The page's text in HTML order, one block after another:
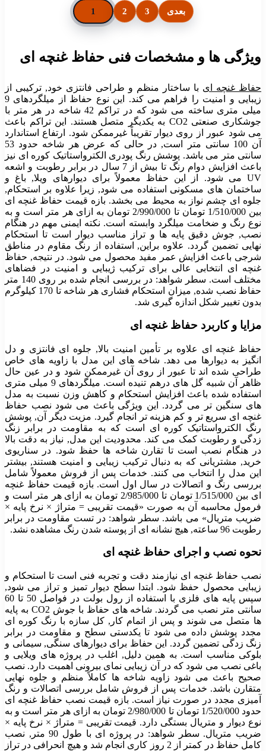
1 2 3 بعدی
ویژگی ها و مشخصات فنی حفاظ غنچه ای
حفاظ غنچه ای با ساختار منظم و طراحی فانتزی خود, ترکیبی از
زیبایی و امنیت را فراهم می کند. این نوع حفاظ از میلگردهای 9
میلی متری ساخته می شود که در تراکم 42 شاخه در هر متر با
جوشکاری صنعتی CO2 به یکدیگر متصل هستند. این تراکم باعث
می شود عبور از روی دیوار تقریباً غیرممکن شود. ارتفاع استاندارد
آن 100 سانتی متر است, در حالی که عرض هر شاخه حدود 53
سانتی متر می باشد. پوشش رنگ پودری الکترواستاتیک کوره ای نیز
باعث افزایش دوام رنگ تا بیش از 7 سال در برابر رطوبت و اشعه
UV می شود. از این حفاظ معمولاً برای دیوارهای ویلا, باغ و
ساختمان های مسکونی استفاده می شود, زیرا علاوه بر استحکام,
جلوه ای چشم نواز به محیط می بخشد. بازه قیمت حفاظ غنچه ای
بین1/510/000 تومان تا 2/990/000 تومان به ازای هر متر است و به
نوع رنگ و ضخامت میلگرد وابسته است. نکته ایمنی مهم در هنگام
نصب, جوش دقیق پایه ها و تراز مناسب دیوار است تا استحکام
نهایی تضمین گردد. علاوه براین, استفاده از رنگ مقاوم در مناطق
شرجی باعث افزایش عمر مفید محصول می شود. در نتیجه, حفاظ
غنچه ای انتخابی عالی برای ترکیب ژیبایی و امنیت در فضاهای
مختلف است. سطر شواهد: در بررسی انجام شده بر روی 140 متر
حفاظ نصب شده, میزان استحکام فشاری هر شاخه تا 170 کیلوگرم
بدون تغییر شکل اندازه گیری شد.
مزایا و کاربرد حفاظ غنچه ای
حفاظ غنچه ای علاوه بر تأمین امنیت بالا, جلوه ای فانتزی و دل
انگیز به دیوارها می دهد. شاخه های این مدل با زاویه های خاص
طراحی شده اند تا عبور از روی آن غیرممکن شود و در عین حال
ظاهر آن شبیه گل های درهم تنیده است. میلگردهای 9 میلی متری
استفاده شده باعث افزایش استحکام و کاهش وزن نسبت به مدل
های سنگین تر می گردد. این ویژگی باعث می شود نصب حفاظ
غنچه ای سریع تر و کم هزینه تر انجام گیرد. مزیت دیگر آن, پوشش
رنگ الکترواستاتیک کوره ای است که به مقاومت در برابر زنگ
زدگی و رطوبت کمک می کند. محدودیت این مدل, نیاز به دقت بالا
در هنگام نصب است تا تقارن شاخه ها حفظ شود. در سناریوی
خرید, مشتریانی که به دنبال ترکیب زیبایی و امنیت هستند, بیشتر
این مدل را انتخاب می کنند. خدمات پس از فروش معمولاً شامل
بررسی رنگ و اتصالات در سال اول است. بازه قیمت حفاظ غنچه
ای بین 1/515/000 تومان تا2/985/000 تومان به ازای هر متر است و
فرمول محاسبه آن به صورت «قیمت تقریبی = متراژ × نرخ پایه ×
ضریب متریال» می باشد. سطر شواهد: در تست مقاومت در برابر
رطوبت 96 ساعته, هیچ نشانه ای از پوسته شدن رنگ مشاهده نشد.
نحوه نصب و اجرای حفاظ غنچه ای
نصب حفاظ غنچه ای نیازمند دقت و تجربه فنی است تا استحکام و
زیبایی محصول حفظ شود. ابتدا سطح دیوار تمیز و تراز می شود,
سپس پایه های فلزی با استفاده از رول بولت در فواصل 50 تا 60
سانتی متر نصب می گردند. شاخه های حفاظ با جوش CO2 به پایه
ها متصل می شوند و پس از اتمام کار, کل سازه با رنگ کوره ای
مجدد پوشش داده می شود تا یکدستی سطح و مقاومت در برابر
زنگ زدگی تضمین گردد. این حفاظ برای دیوارهای سنگی, سیمانی و
بلوکی مناسب است. به همین دلیل, اغلب در پروژه های ویلایی و
باغی نصب می شود که در آن زیبایی نمای بیرونی اهمیت دارد. نصب
صحیح باعث می شود زاویه شاخه ها کاملاً منظم و جلوه نهایی
متقارن باشد. خدمات پس از فروش شامل بررسی اتصالات و رنگ
آمیزی مجدد در صورت نیاز است. بازه قیمت نصب حفاظ غنچه ای
حدود1/520/000 تومان تا 2/980/000 تومان به ازای هر متر است و به
نوع دیوار و متریال بستگی دارد. قیمت تقریبی = متراژ × نرخ پایه ×
ضریب متریال. سطر شواهد: در پروژه ای با طول 90 متر, نصب
کامل حفاظ در کمتر از 2 روز کاری انجام شد و هیچ انحرافی در تراز